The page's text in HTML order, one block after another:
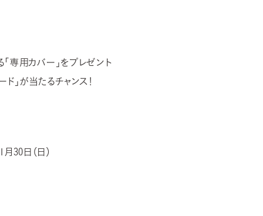
専用カバー」をプレゼント
」が当たるチャンス！
30日（日）